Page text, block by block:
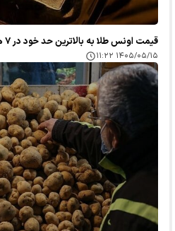
قیمت اونس طلا به بالاترین حد خود در ۷ هفته اخیر رسید
۱۴۰۵/۰۵/۱۵ ۱۱:۲۲